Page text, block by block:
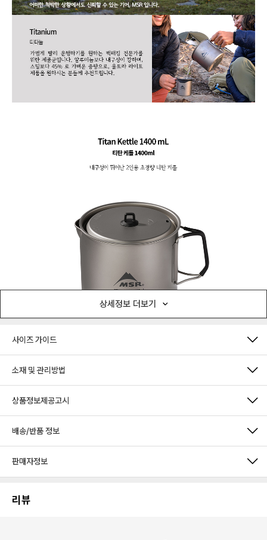
상세정보 더보기
사이즈 가이드
소재 및 관리방법
상품정보제공고시
배송/반품 정보
판매자정보
리뷰